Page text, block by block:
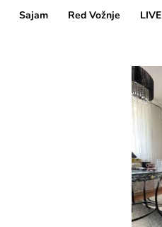
Sajam Red Vožnje LIVE